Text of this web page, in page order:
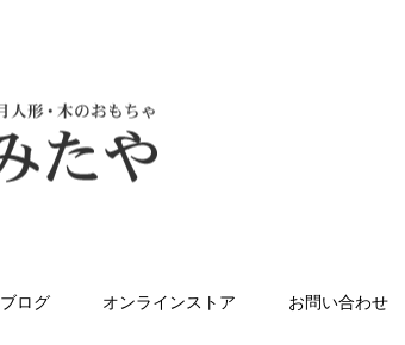
ブログ オンラインストア お問い合わせ